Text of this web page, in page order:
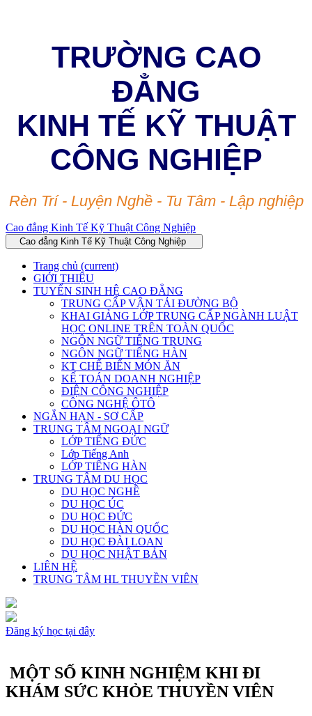
TRƯỜNG CAO
ĐẲNG
KINH TẾ KỸ THUẬT
CÔNG NGHIỆP
Rèn Trí - Luyện Nghề - Tu Tâm - Lập nghiệp
Cao đẳng Kinh Tế Kỹ Thuật Công Nghiệp
Cao đẳng Kinh Tế Kỹ Thuật Công Nghiệp
Trang chủ (current)
GIỚI THIỆU
TUYỂN SINH HỆ CAO ĐẲNG
TRUNG CẤP VẬN TẢI ĐƯỜNG BỘ
KHAI GIẢNG LỚP TRUNG CẤP NGÀNH LUẬT
HỌC ONLINE TRÊN TOÀN QUỐC
NGÔN NGỮ TIẾNG TRUNG
NGÔN NGỮ TIẾNG HÀN
KT CHẾ BIẾN MÓN ĂN
KẾ TOÁN DOANH NGHIỆP
ĐIỆN CÔNG NGHIỆP
CÔNG NGHỆ ÔTÔ
NGẮN HẠN - SƠ CẤP
TRUNG TÂM NGOẠI NGỮ
LỚP TIẾNG ĐỨC
Lớp Tiếng Anh
LỚP TIẾNG HÀN
TRUNG TÂM DU HỌC
DU HỌC NGHỀ
DU HỌC ÚC
DU HỌC ĐỨC
DU HỌC HÀN QUỐC
DU HỌC ĐÀI LOAN
DU HỌC NHẬT BẢN
LIÊN HỆ
TRUNG TÂM HL THUYỀN VIÊN
Đăng ký học tại đây
MỘT SỐ KINH NGHIỆM KHI ĐI
KHÁM SỨC KHỎE THUYỀN VIÊN